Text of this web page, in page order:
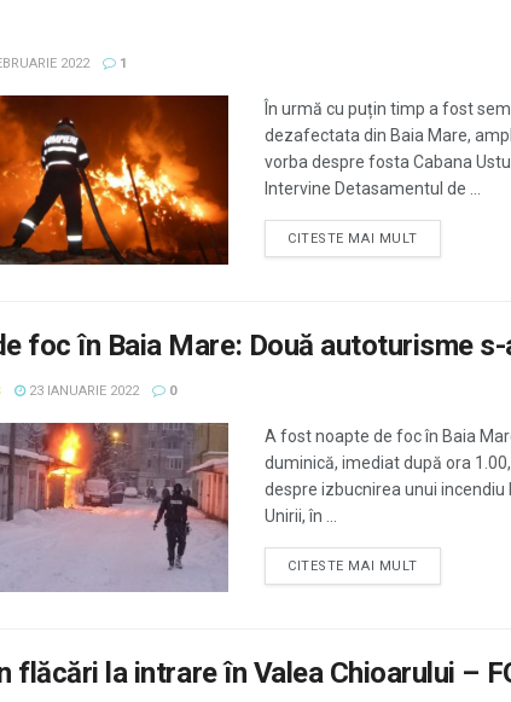
2022 1
În urmă cu puțin timp a fost
dezafectata din Baia Mare,
vorba despre fosta Cabana
Intervine Detasamentul de ...
CITESTE MAI MULT
foc în Baia Mare: Două autoturisme
23 IANUARIE 2022 0
A fost noapte de foc în Baia
duminică, imediat după ora
despre izbucnirea unui
Unirii, în ...
CITESTE MAI MULT
flăcări la intrare în Valea Chioarului –